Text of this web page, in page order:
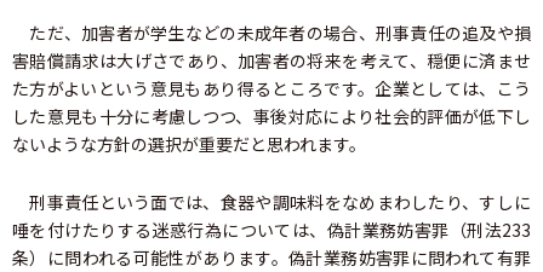
ただ、加害者が学生などの未成年者の場合、刑事責任の追及や損
害賠償請求は大げさであり、加害者の将来を考えて、穏便に済ませ
た方がよいという意見もあり得るところです。企業としては、こう
した意見も十分に考慮しつつ、事後対応により社会的評価が低下し
ないような方針の選択が重要だと思われます。
刑事責任という面では、食器や調味料をなめまわしたり、すしに
唾を付けたりする迷惑行為については、偽計業務妨害罪（刑法233
条）に問われる可能性があります。偽計業務妨害罪に問われて有罪